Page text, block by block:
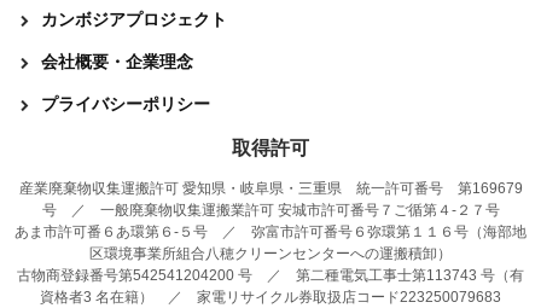
カンボジアプロジェクト
会社概要・企業理念
プライバシーポリシー
取得許可
産業廃棄物収集運搬許可 愛知県・岐阜県・三重県 統一許可番号 第169679
号 ／ 一般廃棄物収集運搬業許可 安城市許可番号７ご循第４-２７号
あま市許可番６あ環第６-５号 ／ 弥富市許可番号６弥環第１１６号（海部地
区環境事業所組合八穂クリーンセンターへの運搬積卸）
古物商登録番号第542541204200 号 ／ 第二種電気工事士第113743 号（有
資格者3 名在籍） ／ 家電リサイクル券取扱店コード223250079683